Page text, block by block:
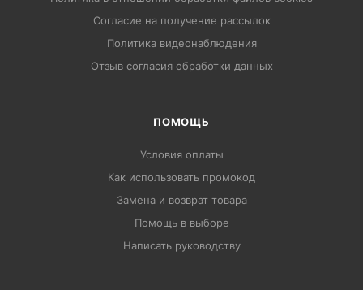
Согласие на получение рассылок
Политика видеонаблюдения
Отзыв согласия обработки данных
ПОМОЩЬ
Условия оплаты
Как использовать промокод
Замена и возврат товара
Помощь в выборе
Написать руководству